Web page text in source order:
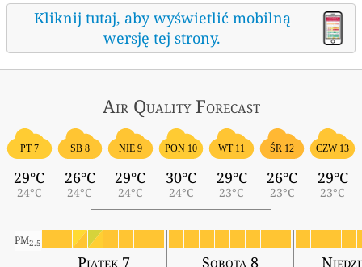
Kliknij tutaj, aby wyświetlić mobilną
wersję tej strony.
Air QualityForecast
PT 7
29°C
24°C
SB 8
26°C
24°C
NIE 9
29°C
24°C
PON 10
30°C
24°C
WT 11
29°C
23°C
ŚR 12
26°C
23°C
CZW 13
29°C
23°C
PM2.5
Piątek 7 Sobota 8